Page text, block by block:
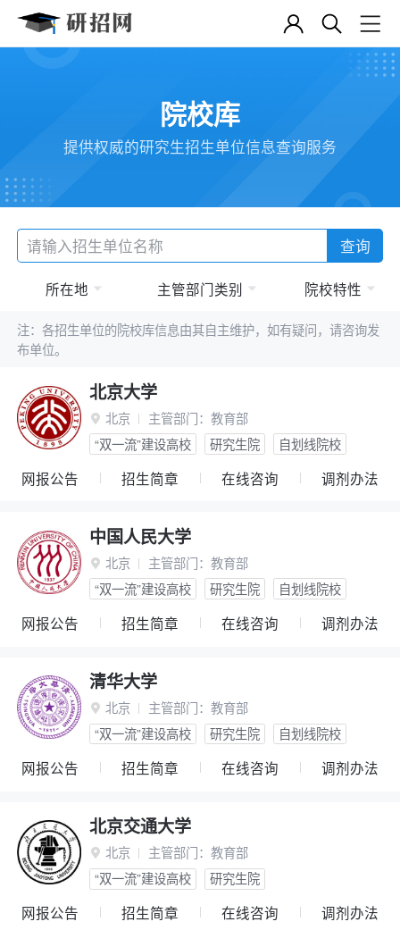
院校库
提供权威的研究生招生单位信息查询服务
查询
所在地 主管部门类别 院校特性
注：各招生单位的院校库信息由其自主维护，如有疑问，请咨询发
布单位。
北京大学
 北京 主管部门： 教育部
“双一流”建设高校
研究生院 自划线院校
网报公告 招生简章 在线咨询 调剂办法
中国人民大学
 北京 主管部门： 教育部
“双一流”建设高校
研究生院 自划线院校
网报公告 招生简章 在线咨询 调剂办法
清华大学
 北京 主管部门： 教育部
“双一流”建设高校
研究生院 自划线院校
网报公告 招生简章 在线咨询 调剂办法
北京交通大学
 北京 主管部门： 教育部
“双一流”建设高校
研究生院
网报公告 招生简章 在线咨询 调剂办法